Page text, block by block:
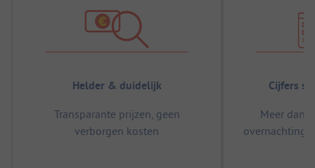
Helder & duidelijk
Transparante prijzen, geen
verborgen kosten
Cijfers
Meer dan